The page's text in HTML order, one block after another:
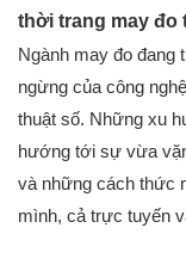
thời trang may đo
Ngành may đo đang
ngừng của công
thuật số. Những xu
hướng tới sự vừa
và những cách thức
mình, cả trực tuyến